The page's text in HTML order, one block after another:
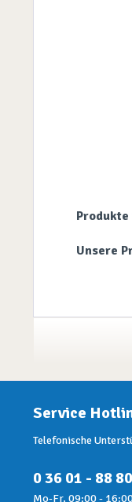
Unsere
Service
Telefonische
0 36 01 - 88
Mo-Fr, 09:00 -